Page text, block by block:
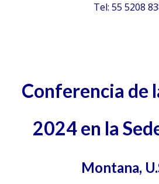
Tel: 55 5208
Conferencia de
2024 en la
Montana,